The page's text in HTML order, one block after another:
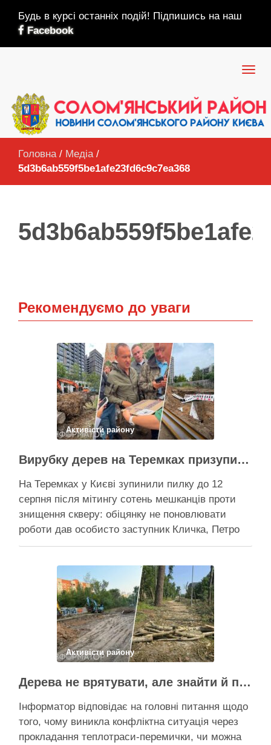
Будь в курсі останніх подій! Підпишись на наш
Facebook
Головна / Медіа /
5d3b6ab559f5be1afe23fd6c9c7ea368
Рекомендуємо до уваги
Активісти району
Вирубку дерев на Теремках призупинили після приїзду заступника Кличка – почався діалог
На Теремках у Києві зупинили пилку до 12
серпня після мітингу сотень мешканців проти
знищення скверу: обіцянку не поновлювати
роботи дав особисто заступник Кличка, Петро
Пантелеєв, що прибув налагодити комунікацію
чи вдасться зберегти ту частину озеленення,
що лишилася, – поки невідомо На Теремках у …
Поділитися у соцмережах:
Активісти району
Дерева не врятувати, але знайти й покарати винних треба – головні питання і висновки з конфлікту на Теремках
Інформатор відповідає на головні питання щодо
того, чому виникла конфліктна ситуація через
прокладання теплотраси-перемички, чи можна